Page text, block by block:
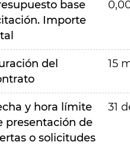
base
Importe
del
15
y hora límite
presentación de
o solicitudes
31